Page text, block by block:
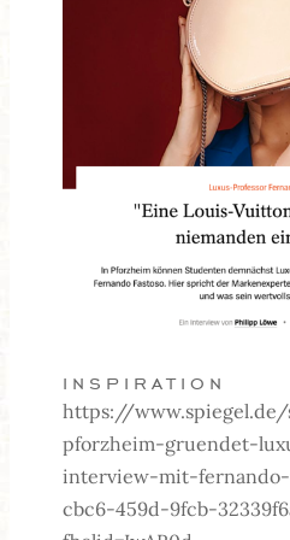
inspiration
https://
pforzheim-gruendet-
interview-mit-fernando-
cbc6-459d-9fcb-